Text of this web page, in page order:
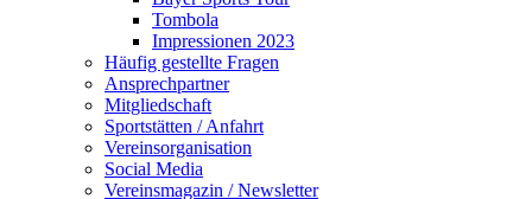
Tombola
Impressionen 2023
Häufig gestellte Fragen
Ansprechpartner
Mitgliedschaft
Sportstätten / Anfahrt
Vereinsorganisation
Social Media
Vereinsmagazin / Newsletter